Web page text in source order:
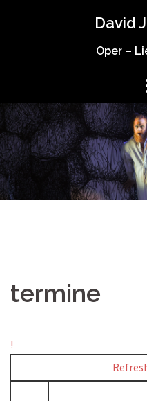
David
Oper –
termine
!